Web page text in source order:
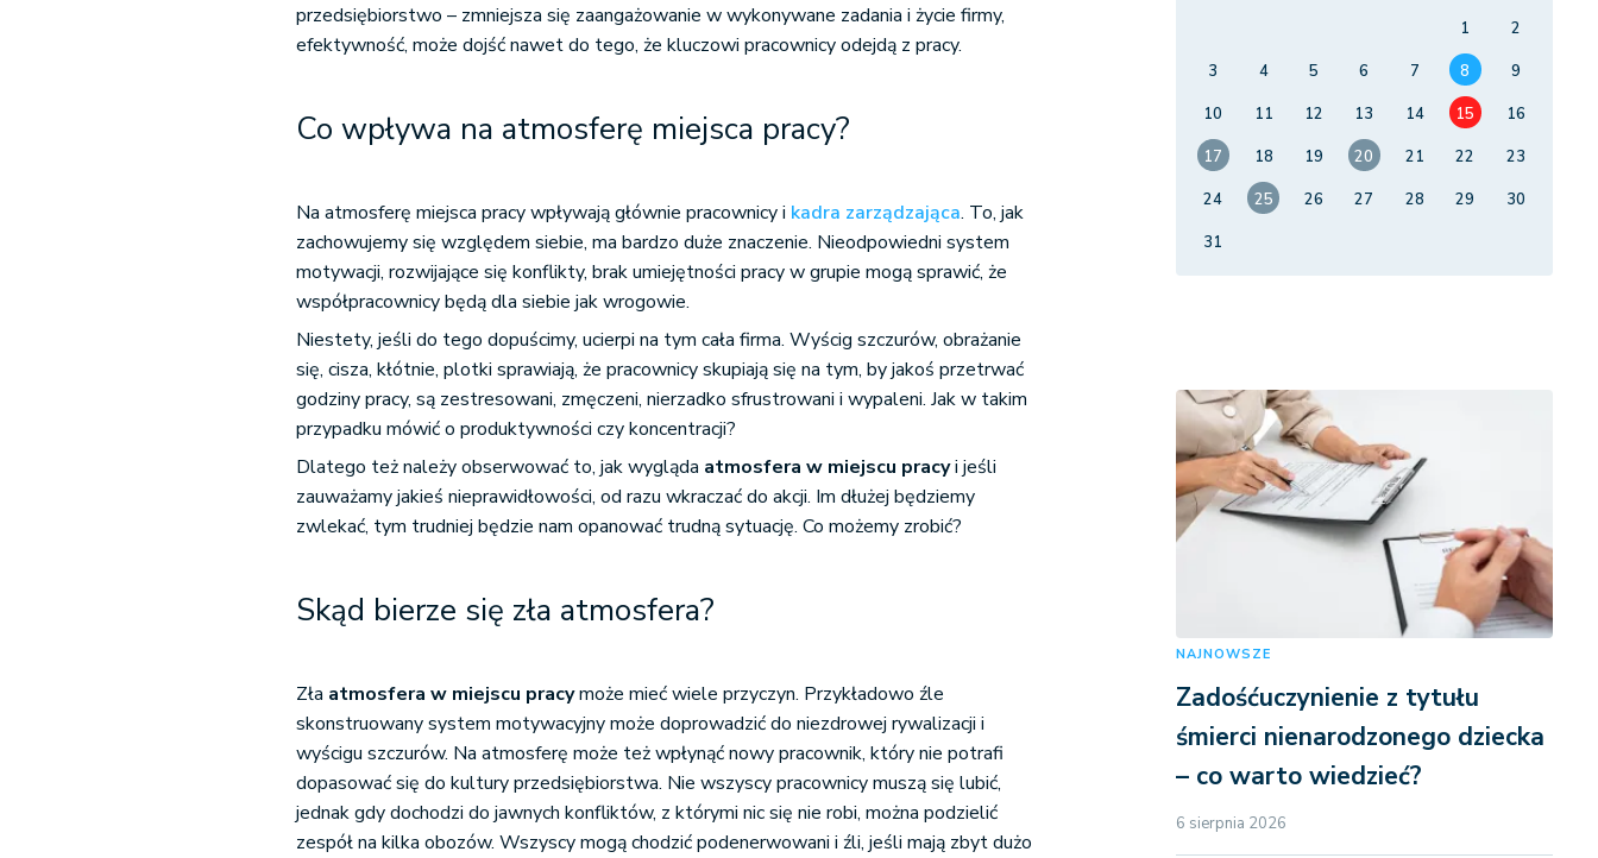
przedsiębiorstwo – zmniejsza się zaangażowanie w wykonywane zadania i życie firmy,
efektywność, może dojść nawet do tego, że kluczowi pracownicy odejdą z pracy.
Co wpływa na atmosferę miejsca pracy?
Na atmosferę miejsca pracy wpływają głównie pracownicy i kadra zarządzająca. To, jak
zachowujemy się względem siebie, ma bardzo duże znaczenie. Nieodpowiedni system
motywacji, rozwijające się konflikty, brak umiejętności pracy w grupie mogą sprawić, że
współpracownicy będą dla siebie jak wrogowie.
Niestety, jeśli do tego dopuścimy, ucierpi na tym cała firma. Wyścig szczurów, obrażanie
się, cisza, kłótnie, plotki sprawiają, że pracownicy skupiają się na tym, by jakoś przetrwać
godziny pracy, są zestresowani, zmęczeni, nierzadko sfrustrowani i wypaleni. Jak w takim
przypadku mówić o produktywności czy koncentracji?
Dlatego też należy obserwować to, jak wygląda atmosfera w miejscu pracyi jeśli
zauważamy jakieś nieprawidłowości, od razu wkraczać do akcji. Im dłużej będziemy
zwlekać, tym trudniej będzie nam opanować trudną sytuację. Co możemy zrobić?
Skąd bierze się zła atmosfera?
Zła atmosfera w miejscu pracymoże mieć wiele przyczyn. Przykładowo źle
skonstruowany system motywacyjny może doprowadzić do niezdrowej rywalizacji i
wyścigu szczurów. Na atmosferę może też wpłynąć nowy pracownik, który nie potrafi
dopasować się do kultury przedsiębiorstwa. Nie wszyscy pracownicy muszą się lubić,
jednak gdy dochodzi do jawnych konfliktów, z którymi nic się nie robi, można podzielić
zespół na kilka obozów. Wszyscy mogą chodzić podenerwowani i źli, jeśli mają zbyt dużo
1
2
3
4 5 6 7 8
9
10
11 12 13 14 15
16
17
18 19 20 21 22
23
24
25 26 27 28 29
30
31
NAJNOWSZE
Zadośćuczynienie z tytułu
śmierci nienarodzonego dziecka
– co warto wiedzieć?
6 sierpnia 2026